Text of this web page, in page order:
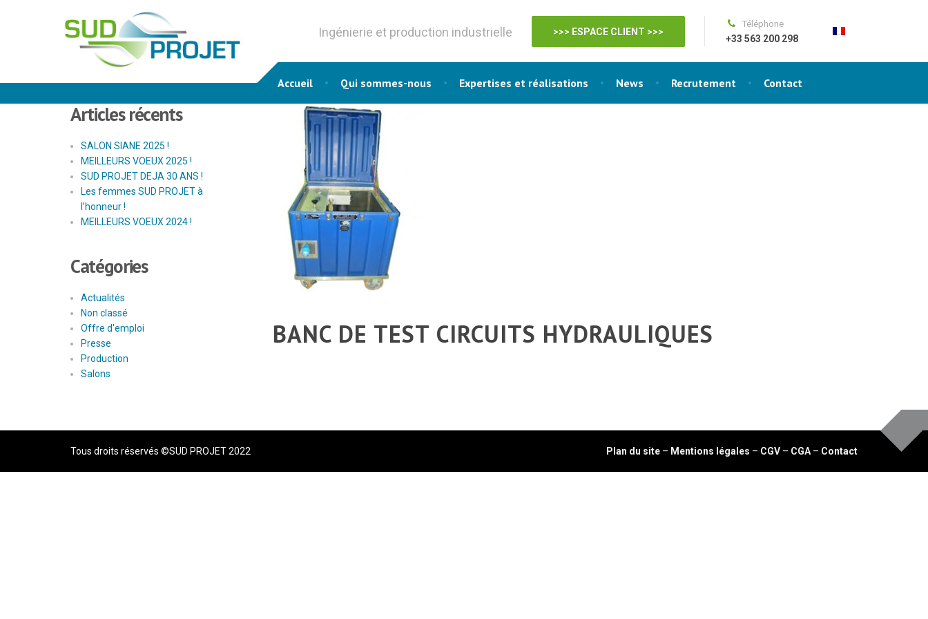
Accueil Qui sommes-nous Expertises et réalisations News Recrutement Contact
Ingénierie et production industrielle >>> ESPACE CLIENT >>>
Téléphone
+33 563 200 298
BANC DE TEST CIRCUITS HYDRAULIQUES
Articles récents
SALON SIANE 2025 !
MEILLEURS VOEUX 2025 !
SUD PROJET DEJA 30 ANS !
Les femmes SUD PROJET à
l’honneur !
MEILLEURS VOEUX 2024 !
Catégories
Actualités
Non classé
Offre d'emploi
Presse
Production
Salons
Tous droits réservés ©SUD PROJET 2022 Plan du site – Mentions légales – CGV – CGA – Contact